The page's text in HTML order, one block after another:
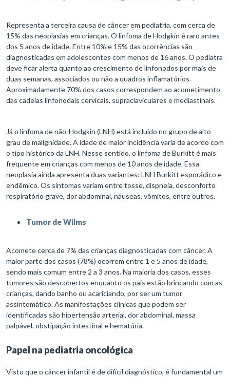
Representa a terceira causa de câncer em pediatria, com cerca de
15% das neoplasias em crianças. O linfoma de Hodgkin é raro antes
dos 5 anos de idade. Entre 10% e 15% das ocorrências são
diagnosticadas em adolescentes com menos de 16 anos. O pediatra
deve ficar alerta quanto ao crescimento de linfonodos por mais de
duas semanas, associados ou não a quadros inflamatórios.
Aproximadamente 70% dos casos correspondem ao acometimento
das cadeias linfonodais cervicais, supraclaviculares e mediastinais.
Já o linfoma de não-Hodgkin (LNH) está incluído no grupo de alto
grau de malignidade. A idade de maior incidência varia de acordo com
o tipo histórico da LNH. Nesse sentido, o linfoma de Burkitt é mais
frequente em crianças com menos de 10 anos de idade. Essa
neoplasia ainda apresenta duas variantes: LNH Burkitt esporádico e
endêmico. Os sintomas variam entre tosse, dispneia, desconforto
respiratório grave, dor abdominal, náuseas, vômitos, entre outros.
Tumor de Wilms
Acomete cerca de 7% das crianças diagnosticadas com câncer. A
maior parte dos casos (78%) ocorrem entre 1 e 5 anos de idade,
sendo mais comum entre 2 a 3 anos. Na maioria dos casos, esses
tumores são descobertos enquanto os pais estão brincando com as
crianças, dando banho ou acariciando, por ser um tumor
assintomático. As manifestações clínicas que podem ser
identificadas são hipertensão arterial, dor abdominal, massa
palpável, obstipação intestinal e hematúria.
Papel na pediatria oncológica
Visto que o câncer infantil é de difícil diagnóstico, é fundamental um